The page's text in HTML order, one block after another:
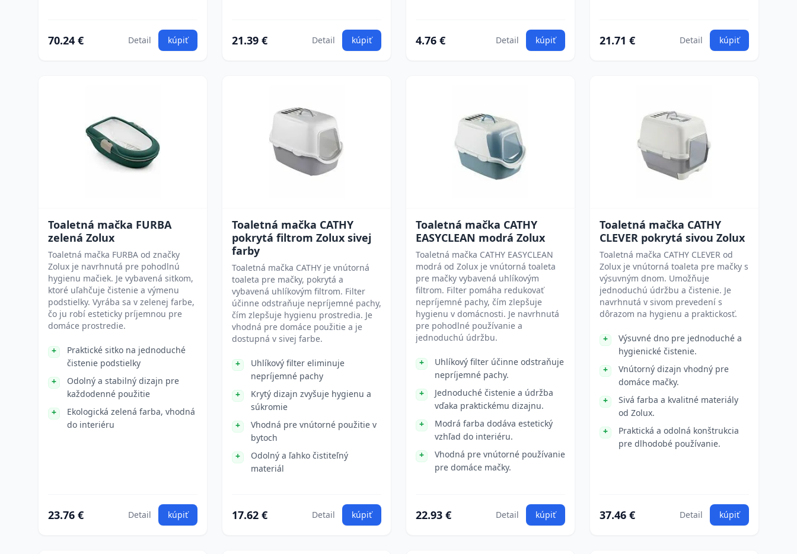
70.24 € Detail kúpiť 21.39 € Detail kúpiť 4.76 € Detail kúpiť 21.71 € Detail kúpiť
Toaletná mačka FURBA
zelená Zolux
Toaletná mačka FURBA od značky
Zolux je navrhnutá pre pohodlnú
hygienu mačiek. Je vybavená sitkom,
ktoré uľahčuje čistenie a výmenu
podstielky. Vyrába sa v zelenej farbe,
čo ju robí esteticky príjemnou pre
domáce prostredie.
Praktické sitko na jednoduché
čistenie podstielky
Odolný a stabilný dizajn pre
každodenné použitie
Ekologická zelená farba, vhodná
do interiéru
23.76 € Detail kúpiť
Toaletná mačka CATHY
pokrytá filtrom Zolux sivej
farby
Toaletná mačka CATHY je vnútorná
toaleta pre mačky, pokrytá a
vybavená uhlíkovým filtrom. Filter
účinne odstraňuje nepríjemné pachy,
čím zlepšuje hygienu prostredia. Je
vhodná pre domáce použitie a je
dostupná v sivej farbe.
Uhlíkový filter eliminuje
nepríjemné pachy
Krytý dizajn zvyšuje hygienu a
súkromie
Vhodná pre vnútorné použitie v
bytoch
Odolný a ľahko čistiteľný
materiál
17.62 € Detail kúpiť
Toaletná mačka CATHY
EASYCLEAN modrá Zolux
Toaletná mačka CATHY EASYCLEAN
modrá od Zolux je vnútorná toaleta
pre mačky vybavená uhlíkovým
filtrom. Filter pomáha redukovať
nepríjemné pachy, čím zlepšuje
hygienu v domácnosti. Je navrhnutá
pre pohodlné používanie a
jednoduchú údržbu.
Uhlíkový filter účinne odstraňuje
nepríjemné pachy.
Jednoduché čistenie a údržba
vďaka praktickému dizajnu.
Modrá farba dodáva estetický
vzhľad do interiéru.
Vhodná pre vnútorné používanie
pre domáce mačky.
22.93 € Detail kúpiť
Toaletná mačka CATHY
CLEVER pokrytá sivou Zolux
Toaletná mačka CATHY CLEVER od
Zolux je vnútorná toaleta pre mačky s
výsuvným dnom. Umožňuje
jednoduchú údržbu a čistenie. Je
navrhnutá v sivom prevedení s
dôrazom na hygienu a praktickosť.
Výsuvné dno pre jednoduché a
hygienické čistenie.
Vnútorný dizajn vhodný pre
domáce mačky.
Sivá farba a kvalitné materiály
od Zolux.
Praktická a odolná konštrukcia
pre dlhodobé používanie.
37.46 € Detail kúpiť